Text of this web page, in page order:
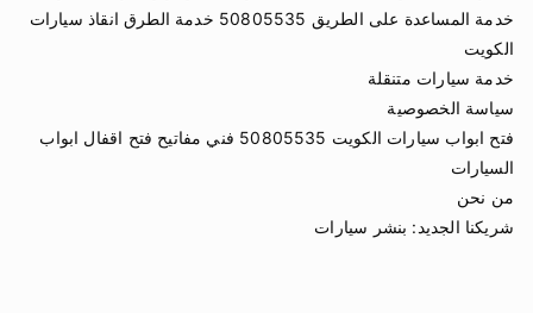
خدمة المساعدة على الطريق 50805535 خدمة الطرق انقاذ سيارات
الكويت
خدمة سيارات متنقلة
سياسة الخصوصية
فتح ابواب سيارات الكويت 50805535 فني مفاتيح فتح اقفال ابواب
السيارات
من نحن
شريكنا الجديد: بنشر سيارات